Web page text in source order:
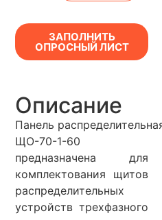
ЗАПОЛНИТЬ
ОПРОСНЫЙ ЛИСТ
Описание
Панель
ЩО-70-1-60
предназначена для
комплектования щитов
распределительных
устройств трехфазного